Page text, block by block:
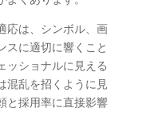
応は、シンボル、画
スに適切に響くこと
ッショナルに見える
混乱を招くように見
と採用率に直接影響